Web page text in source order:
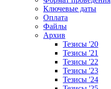
Ключевые даты
Оплата
Файлы
Архив
Тезисы '20
Тезисы '21
Тезисы '22
Тезисы '23
Тезисы '24